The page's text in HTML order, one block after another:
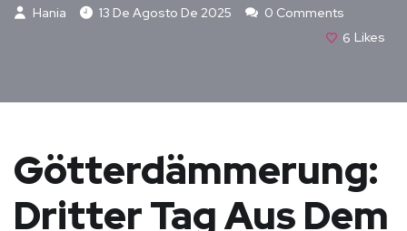
Hania 13 De Agosto De 2025
0 Comments
6 Likes
Götterdämmerung:
Dritter Tag Aus Dem